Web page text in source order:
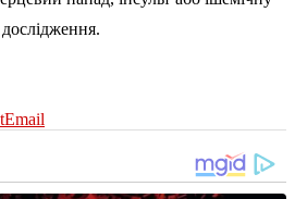
Email